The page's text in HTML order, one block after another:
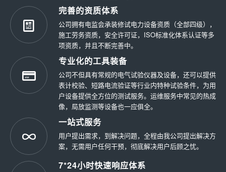
完善的资质体系
公司拥有电监会承装修试电力设备资质（全部四级），
施工劳务资质，安全许可证，ISO标准化体系认证等多
项资质，并且不断完善中。
专业化的工具装备
公司不但具有常规的电气试验仪器及设备，还可以提供
表计校验、短路电流验证等行业内特种试验条件，为用
户设备提供全方位的测试服务。运维服务中常见的热成
像，局放监测等设备也一应俱全。
一站式服务
用户提出需求，到解决问题，全程由我公司提出解决方
案，无需用户任何干预，彻底解决用户后顾之忧。
7*24小时快速响应体系